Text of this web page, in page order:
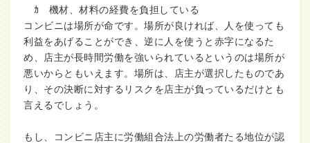
ｶ 機材、材料の経費を負担している
コンビニは場所が命です。場所が良ければ、人を使っても
利益をあげることができ、逆に人を使うと赤字になるた
め、店主が長時間労働を強いられているというのは場所が
悪いからともいえます。場所は、店主が選択したものであ
り、その決断に対するリスクを店主が負っているだけとも
言えるでしょう。
もし、コンビニ店主に労働組合法上の労働者たる地位が認